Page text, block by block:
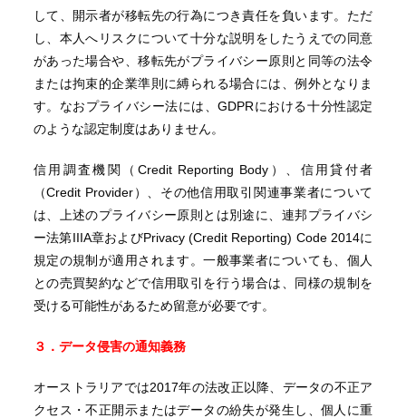
して、開示者が移転先の行為につき責任を負います。ただ
し、本人へリスクについて十分な説明をしたうえでの同意
があった場合や、移転先がプライバシー原則と同等の法令
または拘束的企業準則に縛られる場合には、例外となりま
す。なおプライバシー法には、GDPRにおける十分性認定
のような認定制度はありません。
信用調査機関（Credit Reporting Body）、信用貸付者
（Credit Provider）、その他信用取引関連事業者について
は、上述のプライバシー原則とは別途に、連邦プライバシ
ー法第IIIA章およびPrivacy (Credit Reporting) Code 2014に
規定の規制が適用されます。一般事業者についても、個人
との売買契約などで信用取引を行う場合は、同様の規制を
受ける可能性があるため留意が必要です。
３．データ侵害の通知義務
オーストラリアでは2017年の法改正以降、データの不正ア
クセス・不正開示またはデータの紛失が発生し、個人に重